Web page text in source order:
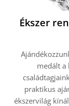
Ékszer
medált a
praktikus
ékszervilág